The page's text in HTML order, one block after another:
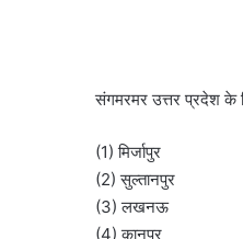
संगमरमर उत्तर प्रदेश
(1) मिर्जापुर
(2) सुल्तानपुर
(3) लखनऊ
(4) कानपुर